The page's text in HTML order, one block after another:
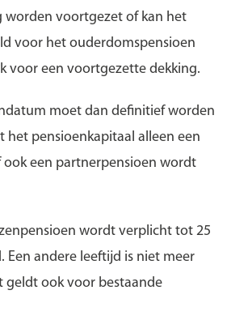
worden voortgezet of kan het
voor het ouderdomspensioen
voor een voortgezette dekking.
moet dan definitief worden
het pensioenkapitaal alleen een
een partnerpensioen wordt
wordt verplicht tot 25
Een andere leeftijd is niet meer
geldt ook voor bestaande